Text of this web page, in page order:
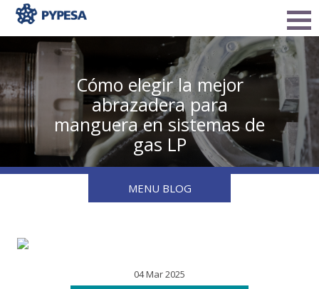
Cómo elegir la mejor
abrazadera para
manguera en sistemas de
gas LP
MENU BLOG
04 Mar 2025